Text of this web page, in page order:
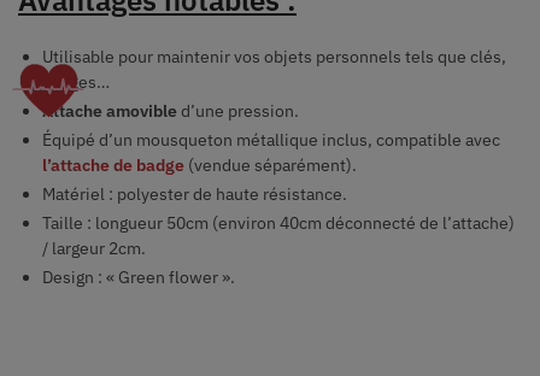
Utilisable pour maintenir vos objets personnels tels que clés,
badges…
Attache amovibled’une pression.
Équipé d’un mousqueton métallique inclus, compatible avec
l’attache de badge (vendue séparément).
Matériel : polyester de haute résistance.
Taille : longueur 50cm (environ 40cm déconnecté de l’attache)
/ largeur 2cm.
Design : « Green flower ».